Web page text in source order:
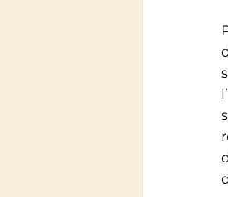
l’